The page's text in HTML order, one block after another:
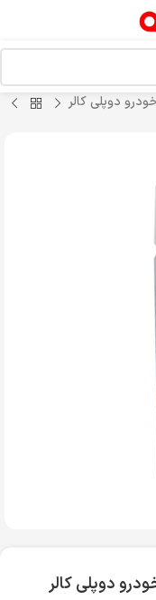
دوپلی کالر
دوپلی کالر